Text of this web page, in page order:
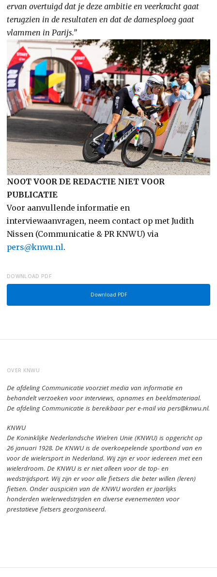
ervan overtuigd dat je deze ambitie en veerkracht gaat
terugzien in de resultaten en dat de damesploeg gaat
vlammen in Parijs.”
NOOT VOOR DE REDACTIE NIET VOOR
PUBLICATIE
Voor aanvullende informatie en
interviewaanvragen, neem contact op met Judith
Nissen (Communicatie & PR KNWU) via
pers@knwu.nl.
DOWNLOAD PDF
Download PDF
OVER KNWU
De afdeling Communicatie voorziet media van informatie en
behandelt verzoeken voor interviews, opnames en beeldmateriaal.
De afdeling Communicatie is bereikbaar per e-mail via pers@knwu.nl.
KNWU
De Koninklijke Nederlandsche Wielren Unie (KNWU) is opgericht op
26 januari 1928.De KNWU is de overkoepelende sportbond van en
voor de wielersport in Nederland. Wij zijn er voor iedereen met een
wielerdroom.De KNWU is er niet alleen voor de top- en
wedstrijdsport. Wij zijn ervoor alle fietsers die beter willen (leren)
fietsen. Onder auspiciën van de KNWU worden er jaarlijks
honderden wielerwedstrijden en diverse evenementen voor
prestatieve fietsers georganiseerd.